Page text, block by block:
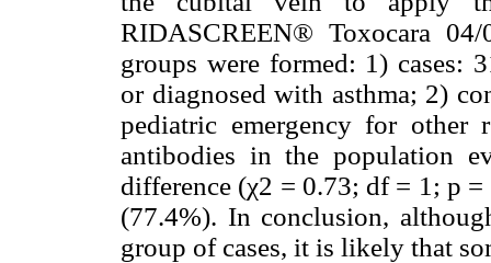
RIDASCREEN® Toxocara
groups were formed: 1) cases:
or diagnosed with asthma; 2)
pediatric emergency for other
antibodies in the population
difference (χ2 = 0.73; df = 1; p
(77.4%). In conclusion,
group of cases, it is likely that